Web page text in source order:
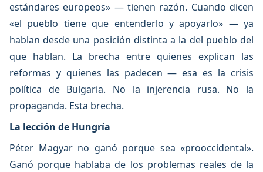
estándares europeos» — tienen razón. Cuando dicen
«el pueblo tiene que entenderlo y apoyarlo» — ya
hablan desde una posición distinta a la del pueblo del
que hablan. La brecha entre quienes explican las
reformas y quienes las padecen — esa es la crisis
política de Bulgaria. No la injerencia rusa. No la
propaganda. Esta brecha.
La lección de Hungría
Péter Magyar no ganó porque sea «prooccidental».
Ganó porque hablaba de los problemas reales de la